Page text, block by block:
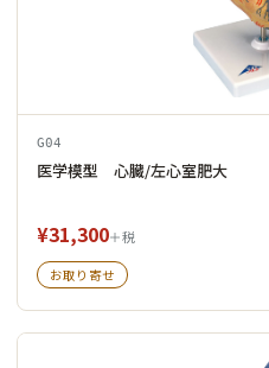
G04
医学模型 心臓/左心室肥大
¥31,300＋税
お取り寄せ